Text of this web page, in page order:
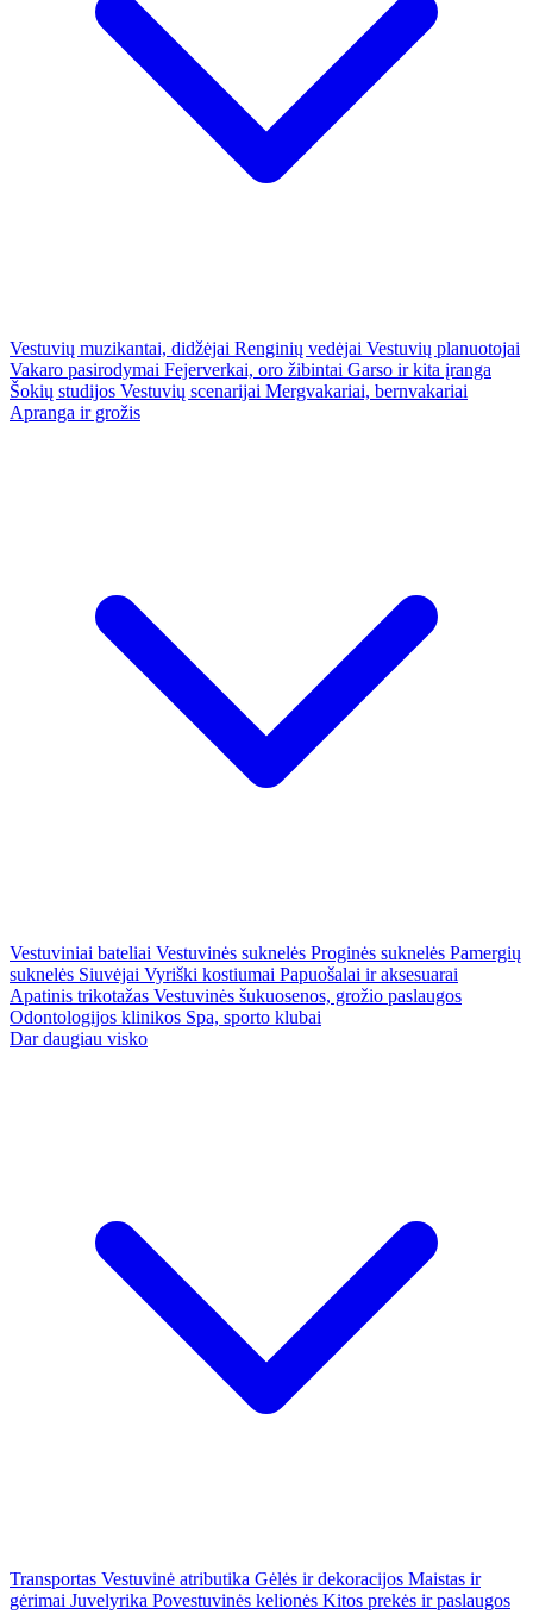
Vestuvių muzikantai, didžėjai Renginių vedėjai Vestuvių planuotojai
Vakaro pasirodymai Fejerverkai, oro žibintai Garso ir kita įranga
Šokių studijos Vestuvių scenarijai Mergvakariai, bernvakariai
Apranga ir grožis
Vestuviniai bateliai Vestuvinės suknelės Proginės suknelės Pamergių
suknelės Siuvėjai Vyriški kostiumai Papuošalai ir aksesuarai
Apatinis trikotažas Vestuvinės šukuosenos, grožio paslaugos
Odontologijos klinikos Spa, sporto klubai
Dar daugiau visko
Transportas Vestuvinė atributika Gėlės ir dekoracijos Maistas ir
gėrimai Juvelyrika Povestuvinės kelionės Kitos prekės ir paslaugos